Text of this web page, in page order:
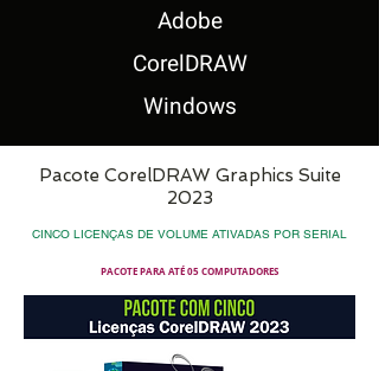
Adobe
CorelDRAW
Windows
Pacote CorelDRAW Graphics Suite
2023
CINCO LICENÇAS DE VOLUME ATIVADAS POR SERIAL
PACOTE PARA ATÉ 05 COMPUTADORES